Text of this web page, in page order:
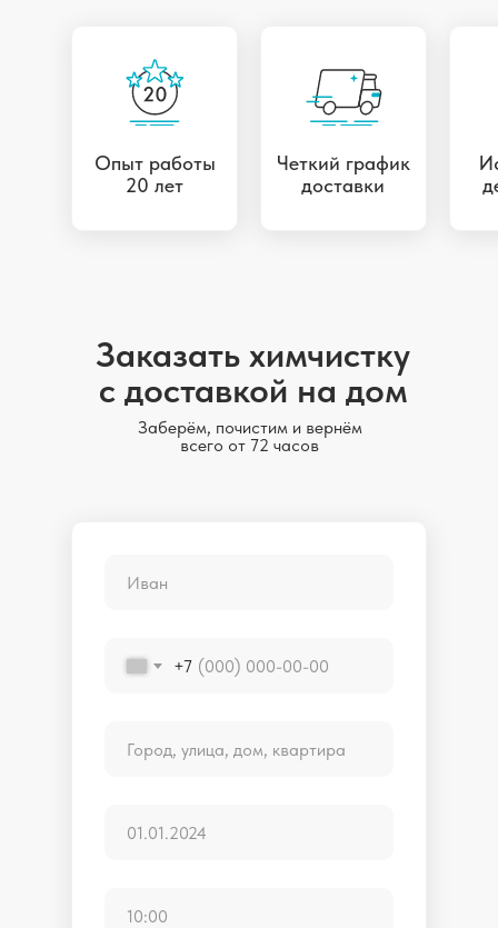
Опыт работы
20 лет
Четкий график
доставки
Заказать химчистку
с доставкой на дом
Заберём, почистим и вернём
всего от 72 часов
+7